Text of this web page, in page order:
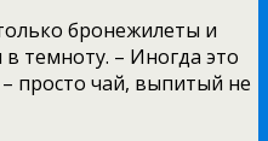
бронежилеты и
темноту. – Иногда это
просто чай, выпитый не